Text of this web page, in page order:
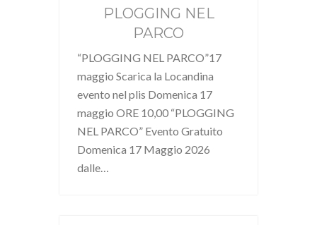
PLOGGING NEL
PARCO
“PLOGGING NEL PARCO”17
maggio Scarica la Locandina
evento nel plis Domenica 17
maggio ORE 10,00 “PLOGGING
NEL PARCO” Evento Gratuito
Domenica 17 Maggio 2026
dalle…